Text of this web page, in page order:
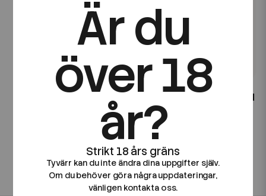
Baccy Roots Baccy Roots
Baccy Roots | Sweet Roll
| 10ml E-Juice
49 kr
Är du
över 18
år?
Tyvärr kan du inte ändra dina uppgifter själv.
Om du behöver göra några uppdateringar,
vänligen kontakta oss.